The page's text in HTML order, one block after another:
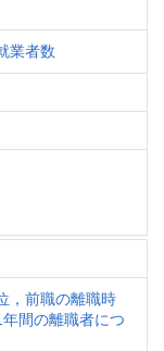
業者数
，前職の離職時
間の離職者につ